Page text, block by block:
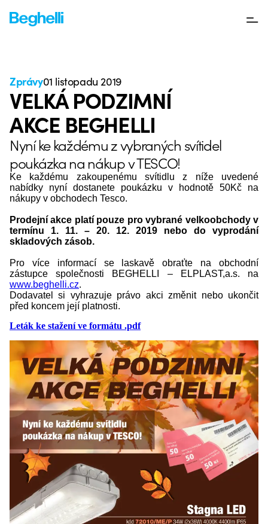
Zprávy01 listopadu 2019
VELKÁ PODZIMNÍ
AKCE BEGHELLI
Nyní ke každému z vybraných svítidel
poukázka na nákup v TESCO!
Ke každému zakoupenému svítidlu z níže uvedené
nabídky nyní dostanete poukázku v hodnotě 50Kč na
nákupy v obchodech Tesco.
Prodejní akce platí pouze pro vybrané velkoobchody v
termínu 1. 11. – 20. 12. 2019 nebo do vyprodání
skladových zásob.
Pro více informací se laskavě obraťte na obchodní
zástupce společnosti BEGHELLI – ELPLAST,a.s. na
www.beghelli.cz.
Dodavatel si vyhrazuje právo akci změnit nebo ukončit
před koncem její platnosti.
Leták ke stažení ve formátu .pdf